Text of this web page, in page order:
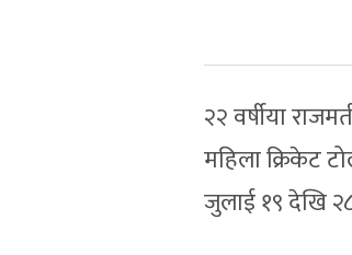
२२ वर्षीया
महिला क्रिकेट
जुलाई १९ देखि